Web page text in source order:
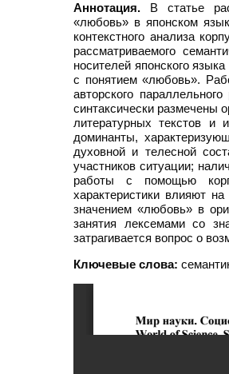
Аннотация. В статье
«любовь» в японском
контекстного анализа
расcматриваемого
носителей японского
с понятием «любовь».
авторского
синтаксически размечены
литературных текстов и
доминанты,
духовной и телесной
участников ситуации;
работы с помощью
характеристики влияют
значением «любовь» в
занятия лексемами со
затрагивается вопрос о
Ключевые слова: